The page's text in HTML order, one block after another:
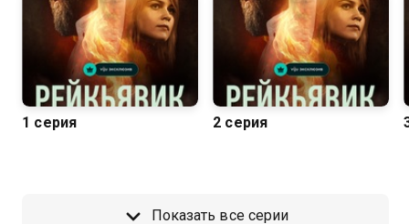
1 серия 2 серия
Показать все серии